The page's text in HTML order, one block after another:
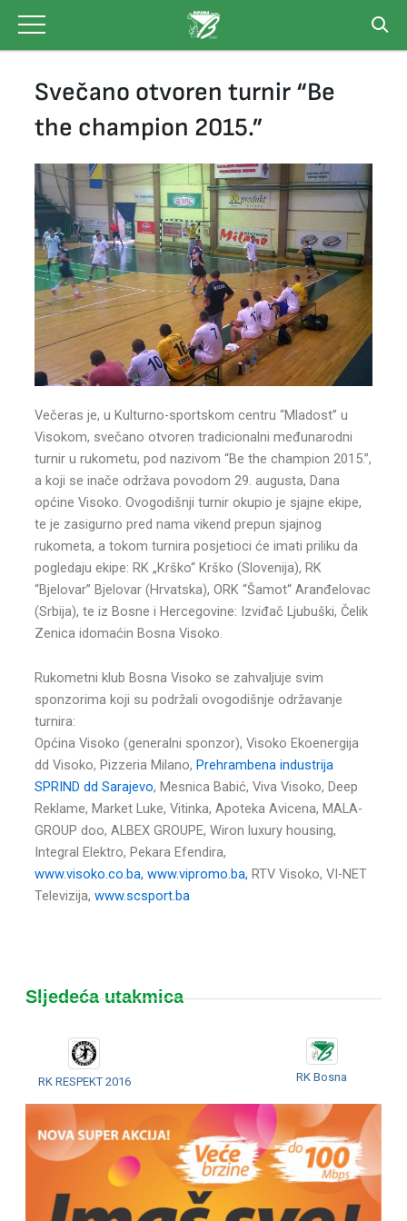
content
Svečano otvoren turnir “Be
the champion 2015.”
Večeras je, u Kulturno-sportskom centru “Mladost” u
Visokom, svečano otvoren tradicionalni međunarodni
turnir u rukometu, pod nazivom “Be the champion 2015.”,
a koji se inače održava povodom 29. augusta, Dana
općine Visoko. Ovogodišnji turnir okupio je sjajne ekipe,
te je zasigurno pred nama vikend prepun sjajnog
rukometa, a tokom turnira posjetioci će imati priliku da
pogledaju ekipe: RK „Krško“ Krško (Slovenija), RK
“Bjelovar” Bjelovar (Hrvatska), ORK “Šamot“ Aranđelovac
(Srbija), te iz Bosne i Hercegovine: Izviđač Ljubuški, Čelik
Zenica idomaćin Bosna Visoko.
Rukometni klub Bosna Visoko se zahvaljuje svim
sponzorima koji su podržali ovogodišnje održavanje
turnira:
Općina Visoko (generalni sponzor), Visoko Ekoenergija
dd Visoko, Pizzeria Milano, Prehrambena industrija
SPRIND dd Sarajevo, Mesnica Babić, Viva Visoko, Deep
Reklame, Market Luke, Vitinka, Apoteka Avicena, MALA-
GROUP doo, ALBEX GROUPE, Wiron luxury housing,
Integral Elektro, Pekara Efendira,
www.visoko.co.ba, www.vipromo.ba, RTV Visoko, VI-NET
Televizija, www.scsport.ba
Sljedeća utakmica
RK RESPEKT 2016 RK Bosna